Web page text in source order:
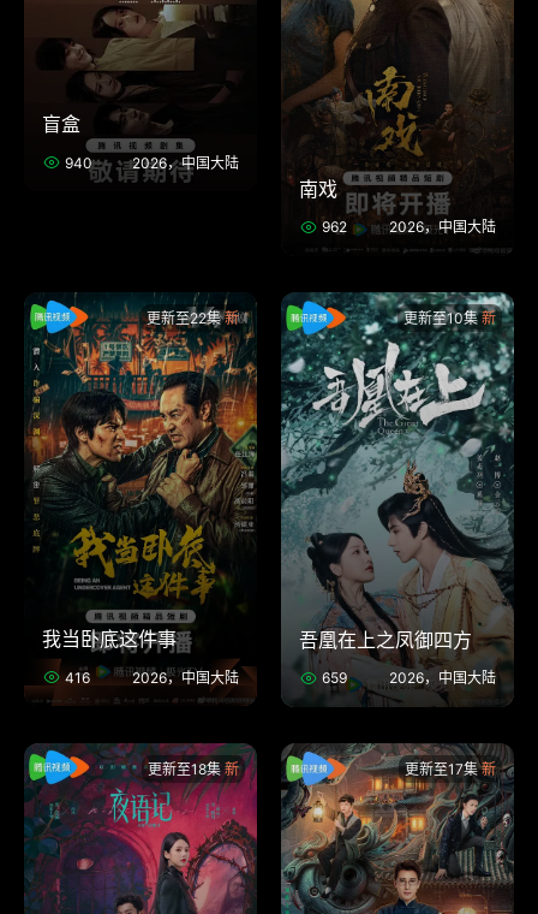
盲盒
940 2026，中国大陆
南戏
962 2026，中国大陆
更新至22集
我当卧底这件事
416 2026，中国大陆
更新至10集
吾凰在上之凤御四方
659 2026，中国大陆
更新至18集 更新至17集